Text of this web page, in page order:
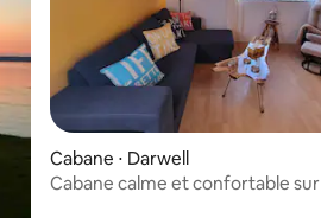
: 4,56 sur 5
Cabane ⋅ Darwell
Cabane calme et confortable